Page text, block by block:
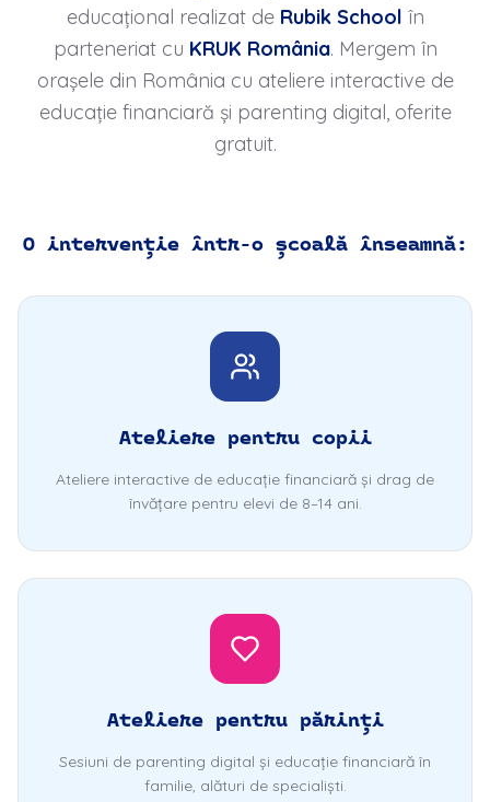
educațional realizat de Rubik School în
parteneriat cu KRUK România. Mergem în
orașele din România cu ateliere interactive de
educație financiară și parenting digital, oferite
gratuit.
O intervenție într-o școală înseamnă:
Ateliere pentru copii
Ateliere interactive de educație financiară și drag de
învățare pentru elevi de 8–14 ani.
Ateliere pentru părinți
Sesiuni de parenting digital și educație financiară în
familie, alături de specialiști.